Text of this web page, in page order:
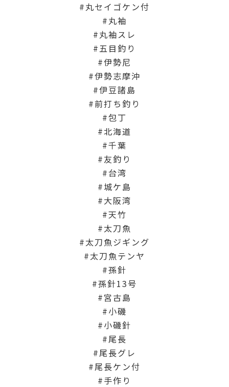
丸セイゴケン付
丸袖
丸袖スレ
五目釣り
伊勢尼
伊勢志摩沖
伊豆諸島
前打ち釣り
包丁
北海道
千葉
友釣り
台湾
城ケ島
大阪湾
天竹
太刀魚
太刀魚ジギング
太刀魚テンヤ
孫針
孫針13号
宮古島
小磯
小磯針
尾長
尾長グレ
尾長ケン付
手作り